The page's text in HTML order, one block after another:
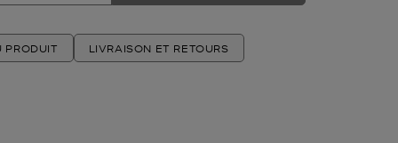
PRODUIT LIVRAISON ET RETOURS